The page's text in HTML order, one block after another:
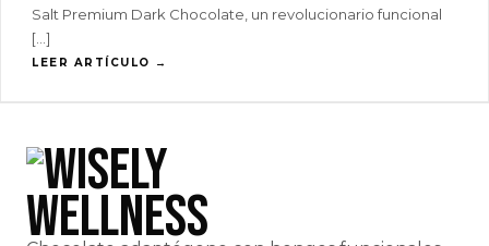
Salt Premium Dark Chocolate, un revolucionario funcional
[...]
LEER ARTÍCULO →